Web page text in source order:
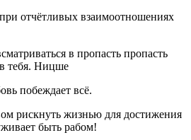
отчётливых взаимоотношениях
в пропасть пропасть
в тебя. Ницше
побеждает всё.
рискнуть жизнью для достижения
быть рабом!